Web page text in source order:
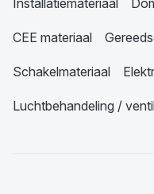
CEE materiaal
Schakelmateriaal
Luchtbehandeling /